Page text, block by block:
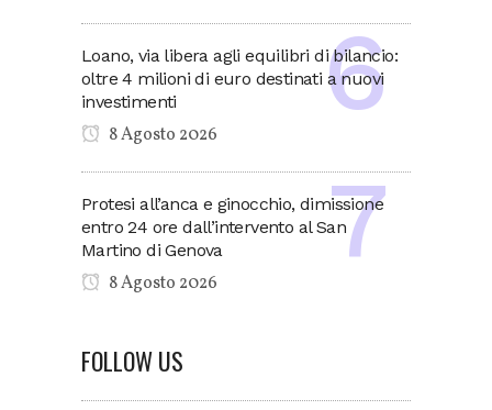
Loano, via libera agli equilibri di bilancio:
oltre 4 milioni di euro destinati a nuovi
investimenti
8 Agosto 2026
Protesi all’anca e ginocchio, dimissione
entro 24 ore dall’intervento al San
Martino di Genova
8 Agosto 2026
FOLLOW US